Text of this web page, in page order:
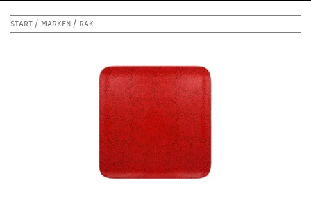
START MARKEN RAK